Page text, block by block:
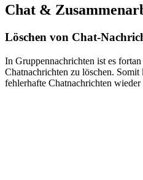
Chat &
Löschen von Chat-
In Gruppennachrichten ist es
Chatnachrichten zu löschen.
fehlerhafte Chatnachrichten